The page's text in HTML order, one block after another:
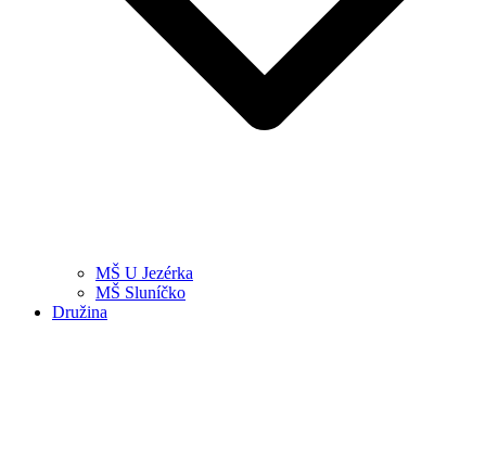
MŠ U Jezérka
MŠ Sluníčko
Družina